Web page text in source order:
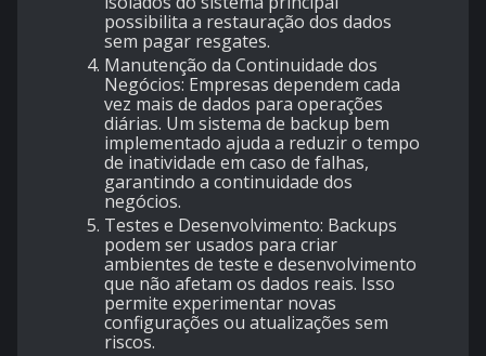
possibilita a restauração dos dados
sem pagar resgates.
Manutenção da Continuidade dos
Negócios: Empresas dependem cada
vez mais de dados para operações
diárias. Um sistema de backup bem
implementado ajuda a reduzir o tempo
de inatividade em caso de falhas,
garantindo a continuidade dos
negócios.
Testes e Desenvolvimento: Backups
podem ser usados para criar
ambientes de teste e desenvolvimento
que não afetam os dados reais. Isso
permite experimentar novas
configurações ou atualizações sem
riscos.